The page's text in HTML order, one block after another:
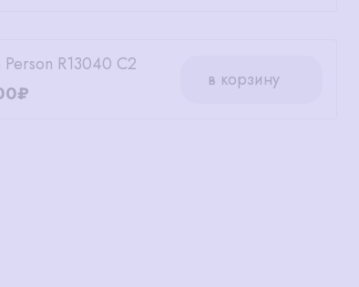
Person R13040 C2
в корзину